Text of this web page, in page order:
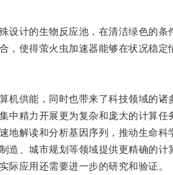
计的生物反应池，在清洁绿色的条
使得萤火虫加速器能够在状况稳定
供能，同时也带来了科技领域的诸
精力开展更为复杂和庞大的计算任
解读和分析基因序列，推动生命科
、城市规划等领域提供更精确的计
应用还需要进一步的研究和验证。